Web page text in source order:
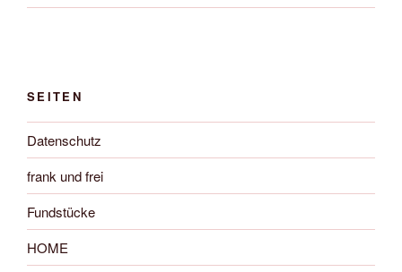
SEITEN
Datenschutz
frank und frei
Fundstücke
HOME